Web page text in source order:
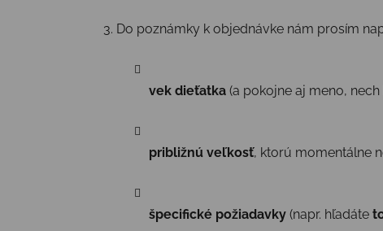
Do poznámky k objednávke nám prosím
vek dieťatka (a pokojne aj meno,
približnú veľkosť, ktorú momentálne
špecifické požiadavky (napr. hľadáte